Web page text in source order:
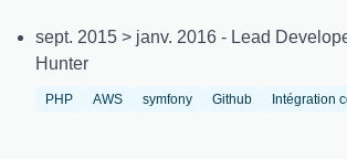
sept. 2015 > janv. 2016 - Lead
Hunter
PHP AWS symfony Github Intégration